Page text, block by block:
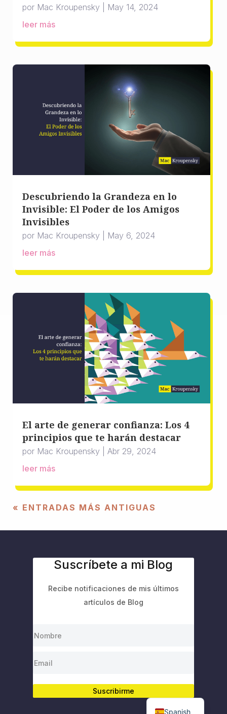
por Mac Kroupensky
May 14, 2024
leer más
Descubriendo la Grandeza en lo
Invisible: El Poder de los Amigos
Invisibles
por Mac Kroupensky
May 6, 2024
leer más
El arte de generar confianza: Los 4
principios que te harán destacar
por Mac Kroupensky
Abr 29, 2024
leer más
« ENTRADAS MÁS ANTIGUAS
Suscríbete a mi Blog
Recibe notificaciones de mis últimos
artículos de Blog
Suscribirme
Spanish